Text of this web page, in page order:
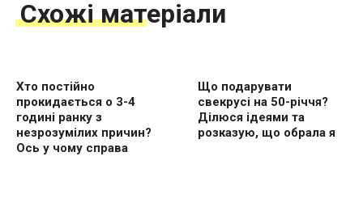
Схожі матеріали
Хто постійно
прокидається о 3-4
годині ранку з
незрозумілих причин?
Ось у чому справа
Що подарувати
свекрусі на 50-річчя?
Ділюся ідеями та
розказую, що обрала я